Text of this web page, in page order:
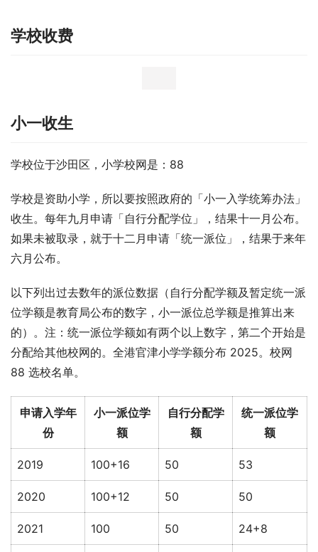
学校收费
小一收生
学校位于沙田区，小学校网是：88
学校是资助小学，所以要按照政府的「小一入学统筹办法」
收生。每年九月申请「自行分配学位」，结果十一月公布。
如果未被取录，就于十二月申请「统一派位」，结果于来年
六月公布。
以下列出过去数年的派位数据（自行分配学额及暂定统一派
位学额是教育局公布的数字，小一派位总学额是推算出来
的）。注：统一派位学额如有两个以上数字，第二个开始是
分配给其他校网的。全港官津小学学额分布 2025。校网
88 选校名单。
申请入学年
份
小一派位学
额
自行分配学
额
统一派位学
额
2019 100+16 50 53
2020 100+12 50 50
2021 100 50 24+8